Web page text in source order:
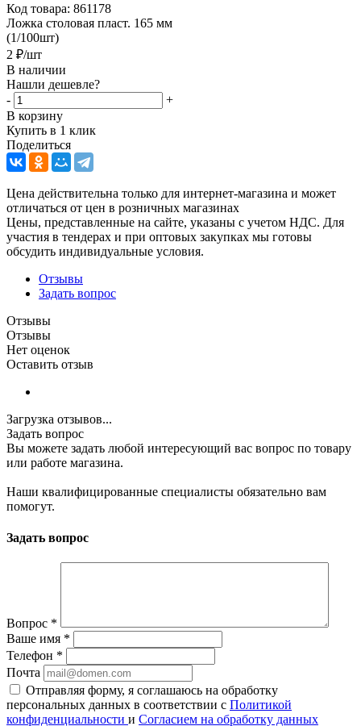
Код товара: 861178
Ложка столовая пласт. 165 мм
(1/100шт)
2 ₽/шт
В наличии
Нашли дешевле?
-
+
В корзину
Купить в 1 клик
Поделиться
Цена действительна только для интернет-магазина и может
отличаться от цен в розничных магазинах
Цены, представленные на сайте, указаны с учетом НДС. Для
участия в тендерах и при оптовых закупках мы готовы
обсудить индивидуальные условия.
Отзывы
Задать вопрос
Отзывы
Отзывы
Нет оценок
Оставить отзыв
Загрузка отзывов...
Задать вопрос
Вы можете задать любой интересующий вас вопрос по товару
или работе магазина.
Наши квалифицированные специалисты обязательно вам
помогут.
Задать вопрос
Вопрос *
Ваше имя *
Телефон *
Почта
Отправляя форму, я соглашаюсь на обработку
персональных данных в соответствии с Политикой
конфиденциальности и Согласием на обработку данных